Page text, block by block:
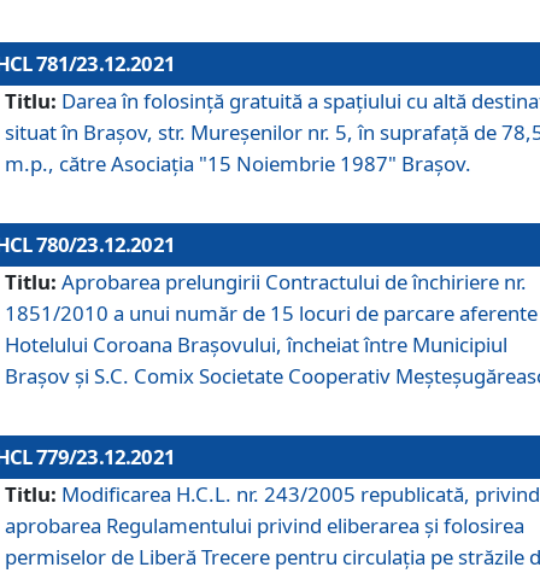
781/23.12.2021
Titlu: Darea în folosinţă gratuită a spaţiului cu altă
situat în Braşov, str. Mureşenilor nr. 5, în suprafaţă de
m.p., către Asociaţia "15 Noiembrie 1987" Braşov.
780/23.12.2021
Titlu: Aprobarea prelungirii Contractului de închiriere nr.
1851/2010 a unui număr de 15 locuri de parcare aferente
Hotelului Coroana Brașovului, încheiat între Municipiul
Braşov şi S.C. Comix Societate Cooperativ
779/23.12.2021
Titlu: Modificarea H.C.L. nr. 243/2005 republicată, privind
aprobarea Regulamentului privind eliberarea şi folosirea
permiselor de Liberă Trecere pentru circulația pe străzile